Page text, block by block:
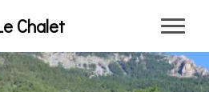
Chalet